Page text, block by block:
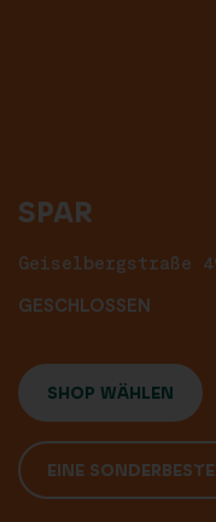
SPAR
Geiselbergstraße
GESCHLOSSEN
SHOP WÄHLEN
EINE